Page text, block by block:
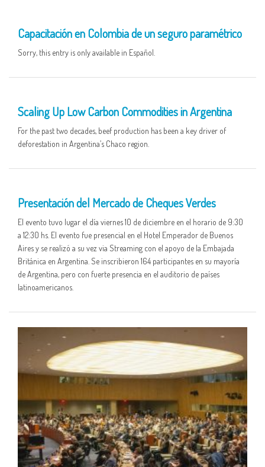
Capacitación en Colombia de un seguro paramétrico
Sorry, this entry is only available in Español.
Scaling Up Low Carbon Commodities in Argentina
For the past two decades, beef production has been a key driver of
deforestation in Argentina’s Chaco region.
Presentación del Mercado de Cheques Verdes
El evento tuvo lugar el día viernes 10 de diciembre en el horario de 9:30
a 12:30 hs. El evento fue presencial en el Hotel Emperador de Buenos
Aires y se realizó a su vez via Streaming con el apoyo de la Embajada
Británica en Argentina. Se inscribieron 164 participantes en su mayoría
de Argentina, pero con fuerte presencia en el auditorio de países
latinoamericanos.